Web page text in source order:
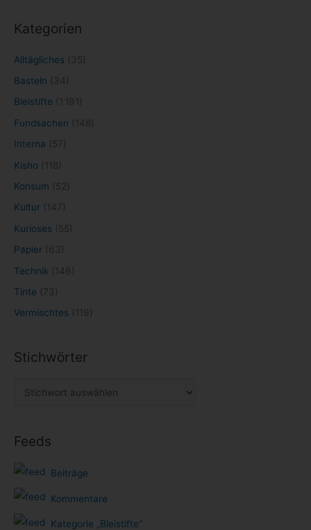
Kategorien
Alltägliches (35)
Basteln (34)
Bleistifte (1.191)
Fundsachen (148)
Interna (57)
Kisho (118)
Konsum (52)
Kultur (147)
Kurioses (55)
Papier (63)
Technik (146)
Tinte (73)
Vermischtes (119)
Stichwörter
Feeds
Beiträge
Kommentare
Kategorie „Bleistifte“